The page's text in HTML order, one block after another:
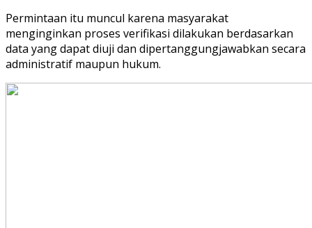
Permintaan itu muncul karena masyarakat
menginginkan proses verifikasi dilakukan berdasarkan
data yang dapat diuji dan dipertanggungjawabkan secara
administratif maupun hukum.